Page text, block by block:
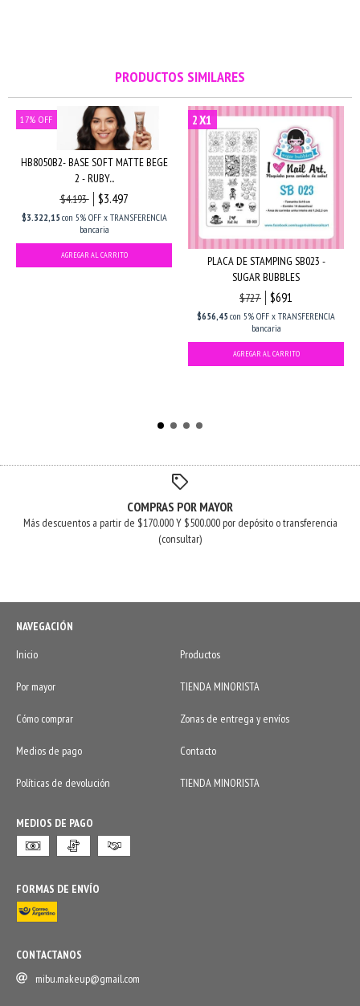
PRODUCTOS SIMILARES
17% OFF
HB8050B2- BASE SOFT MATTE BEGE
2 - RUBY...
$4.193
$3.497
$3.322,15 con 5% OFF x TRANSFERENCIA
bancaria
2X1
PLACA DE STAMPING SB023 -
SUGAR BUBBLES
$727
$691
$656,45 con 5% OFF x TRANSFERENCIA
bancaria
COMPRAS POR MAYOR
Más descuentos a partir de $170.000 Y $500.000 por depósito o transferencia
(consultar)
NAVEGACIÓN
Inicio
Productos
Por mayor TIENDA MINORISTA
Cómo comprar Zonas de entrega y envíos
Medios de pago Contacto
Políticas de devolución TIENDA MINORISTA
MEDIOS DE PAGO
FORMAS DE ENVÍO
CONTACTANOS
mibu.makeup@gmail.com